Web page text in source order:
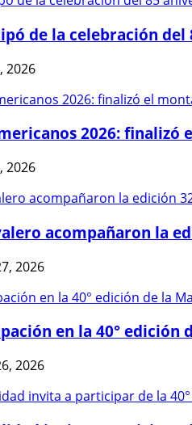
de la celebración del
2026
2026: finalizó
2026
acompañaron la
2026
en la 40° edición
2026